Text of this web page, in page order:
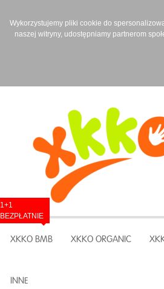
Wykorzystujemy pliki cookie do
naszej witryny, udostępniamy partnerom
XKKO BMB
1+1
BEZPŁATNIE
XKKO ORGANIC
INNE